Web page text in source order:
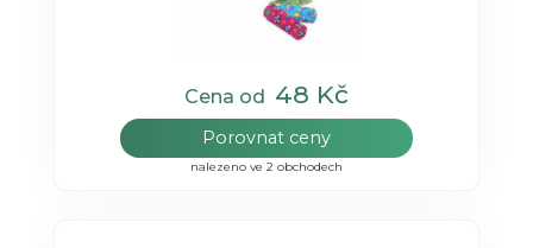
Cena od 48 Kč
Porovnat ceny
nalezeno ve 2 obchodech